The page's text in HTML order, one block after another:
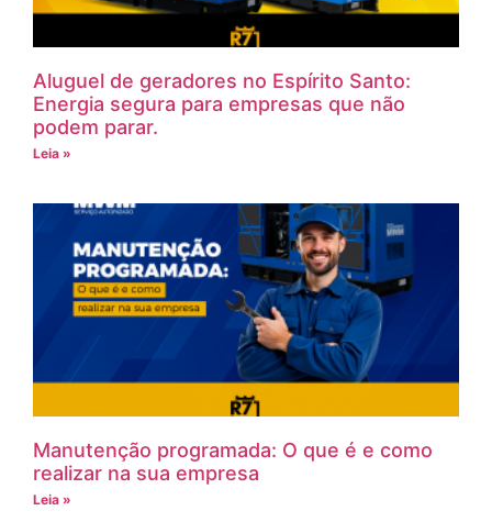
Aluguel de geradores no Espírito Santo:
Energia segura para empresas que não
podem parar.
Leia »
Manutenção programada: O que é e como
realizar na sua empresa
Leia »